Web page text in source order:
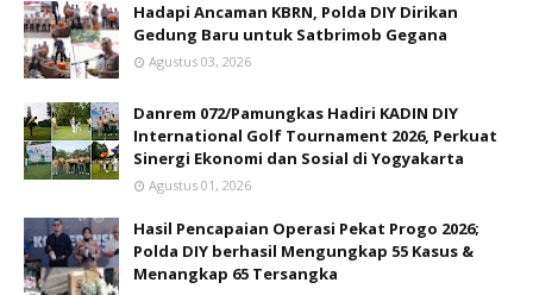
Hadapi Ancaman KBRN, Polda DIY Dirikan
Gedung Baru untuk Satbrimob Gegana
Agustus 03, 2026
Danrem 072/Pamungkas Hadiri KADIN DIY
International Golf Tournament 2026, Perkuat
Sinergi Ekonomi dan Sosial di Yogyakarta
Agustus 01, 2026
Hasil Pencapaian Operasi Pekat Progo 2026;
Polda DIY berhasil Mengungkap 55 Kasus &
Menangkap 65 Tersangka